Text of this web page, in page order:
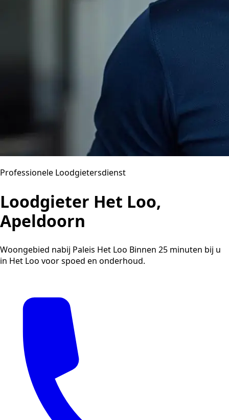
Professionele Loodgietersdienst
Loodgieter Het Loo,
Apeldoorn
Woongebied nabij Paleis Het Loo Binnen 25 minuten bij u
in Het Loo voor spoed en onderhoud.